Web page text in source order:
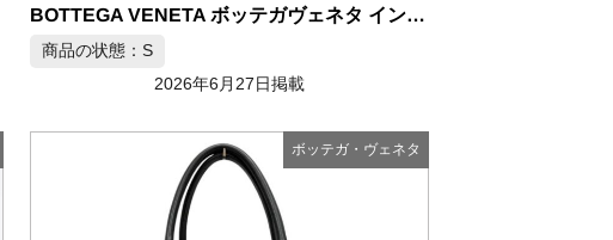
BOTTEGA VENETA ボッテガヴェネタ イントレチャート フォンポーチ カーフスキン ブラック
商品の状態：S
2026年6月27日掲載
ボッテガ・ヴェネタ